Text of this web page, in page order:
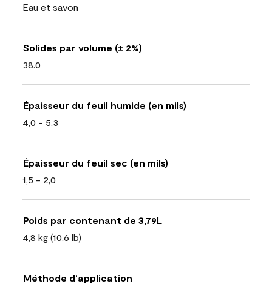
Eau et savon
Solides par volume (± 2%)
38.0
Épaisseur du feuil humide (en mils)
4,0 - 5,3
Épaisseur du feuil sec (en mils)
1,5 - 2,0
Poids par contenant de 3,79L
4,8 kg (10,6 lb)
Méthode d’application